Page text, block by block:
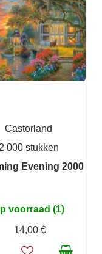
Castorland
2 000 stukken
Evening 2000
voorraad (1)
14,00 €